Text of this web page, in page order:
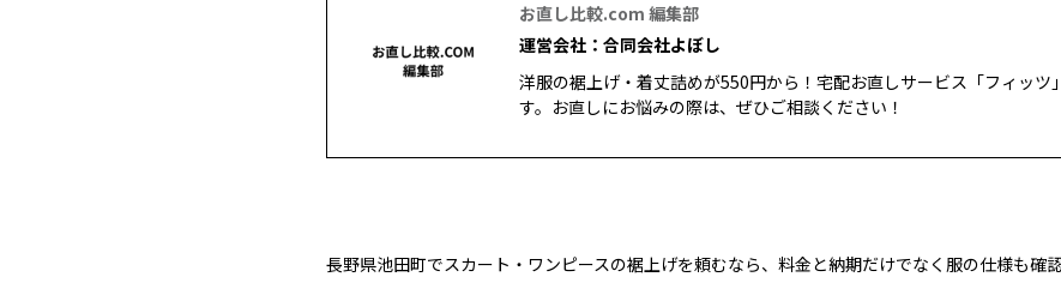
お直し比較.com 編集部
運営会社：合同会社よぼし
洋服の裾上げ・着丈詰めが550円から！宅配お直しサービス「フィッツ
す。お直しにお悩みの際は、ぜひご相談ください！
長野県池田町でスカート・ワンピースの裾上げを頼むなら、料金と納期だけでなく服の仕様も確認